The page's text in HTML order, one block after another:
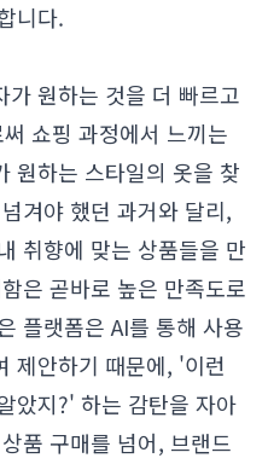
니다.
가 원하는 것을 더 빠르고
쇼핑 과정에서 느끼는
원하는 스타일의 옷을 찾
겨야 했던 과거와 달리,
취향에 맞는 상품들을 만
은 곧바로 높은 만족도로
플랫폼은 AI를 통해 사용
제안하기 때문에, '이런
았지?' 하는 감탄을 자아
품 구매를 넘어, 브랜드